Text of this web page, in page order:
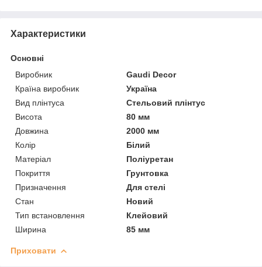
Характеристики
Основні
Виробник
Gaudi Decor
Країна виробник
Україна
Вид плінтуса
Стельовий плінтус
Висота
80 мм
Довжина
2000 мм
Колір
Білий
Матеріал
Поліуретан
Покриття
Грунтовка
Призначення
Для стелі
Стан
Новий
Тип встановлення
Клейовий
Ширина
85 мм
Приховати